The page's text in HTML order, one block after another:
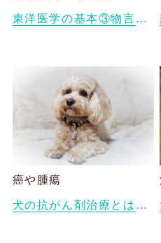
東洋医学の基本③物言わぬ動物たちも、実は詳しく診断できる ― 東洋医学と日々の観察のちから
癌や腫瘍
犬の抗がん剤治療とは？副作用や生活の質（QOL）を守るためにできること